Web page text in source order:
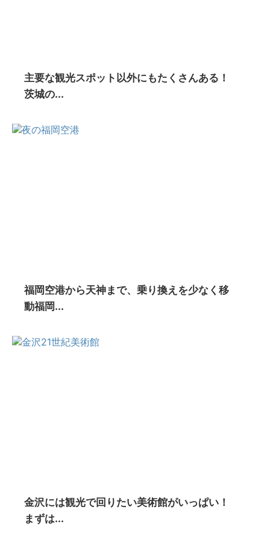
主要な観光スポット以外にもたくさんある！
茨城の...
福岡空港から天神まで、乗り換えを少なく移
動福岡...
金沢には観光で回りたい美術館がいっぱい！
まずは...